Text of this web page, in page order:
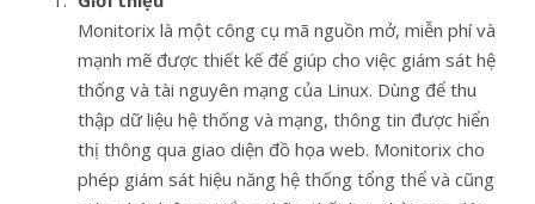
Monitorix là một công cụ mã nguồn mở, miễn phí và
mạnh mẽ được thiết kế để giúp cho việc giám sát hệ
thống và tài nguyên mạng của Linux. Dùng để thu
thập dữ liệu hệ thống và mạng, thông tin được hiển
thị thông qua giao diện đồ họa web. Monitorix cho
phép giám sát hiệu năng hệ thống tổng thể và cũng